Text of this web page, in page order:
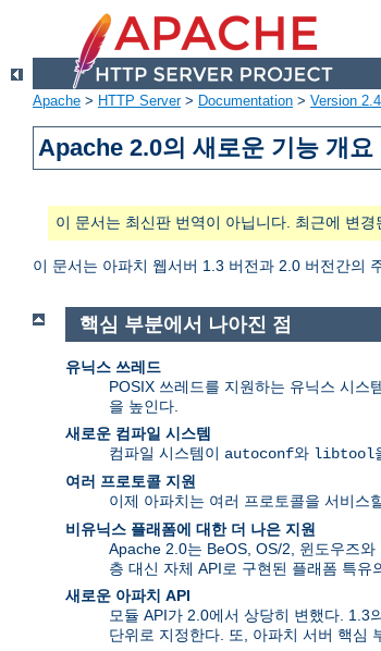
Apache > HTTP Server> Documentation > Version 2.4
Apache 2.0의 새로운 기능 개요
이 문서는 최신판 번역이 아닙니다. 최근에 변
이 문서는 아파치 웹서버 1.3 버전과 2.0 버전간의
핵심 부분에서 나아진 점
유닉스 쓰레드
POSIX 쓰레드를 지원하는 유닉스 시스
을 높인다.
새로운 컴파일 시스템
컴파일 시스템이 autoconf와 libtool
여러 프로토콜 지원
이제 아파치는 여러 프로토콜을 서비스
비유닉스 플래폼에 대한 더 나은 지원
Apache 2.0는 BeOS, OS/2, 윈도우즈
층 대신 자체 API로 구현된 플래폼 특유
새로운 아파치 API
모듈 API가 2.0에서 상당히 변했다. 1.3
단위로 지정한다. 또, 아파치 서버 핵심